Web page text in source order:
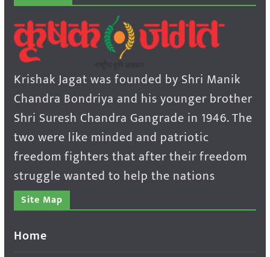
Krishak Jagat was founded by Shri Manik
Chandra Bondriya and his younger brother
Shri Suresh Chandra Gangrade in 1946. The
two were like minded and patriotic
freedom fighters that after their freedom
struggle wanted to help the nations
Site Map
Home